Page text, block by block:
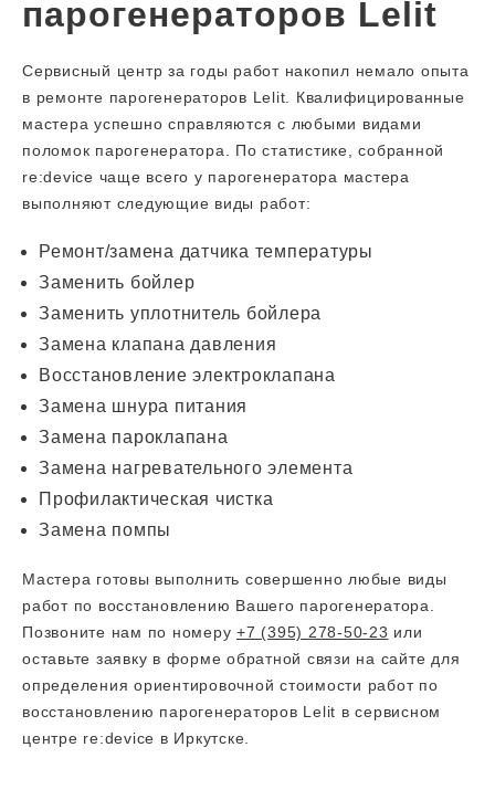
парогенераторов Lelit
Сервисный центр за годы работ накопил немало опыта
в ремонте парогенераторов Lelit. Квалифицированные
мастера успешно справляются с любыми видами
поломок парогенератора. По статистике, собранной
re:device чаще всего у парогенератора мастера
выполняют следующие виды работ:
Ремонт/замена датчика температуры
Заменить бойлер
Заменить уплотнитель бойлера
Замена клапана давления
Восстановление электроклапана
Замена шнура питания
Замена пароклапана
Замена нагревательного элемента
Профилактическая чистка
Замена помпы
Мастера готовы выполнить совершенно любые виды
работ по восстановлению Вашего парогенератора.
Позвоните нам по номеру +7 (395) 278-50-23 или
оставьте заявку в форме обратной связи на сайте для
определения ориентировочной стоимости работ по
восстановлению парогенераторов Lelit в сервисном
центре re:device в Иркутске.